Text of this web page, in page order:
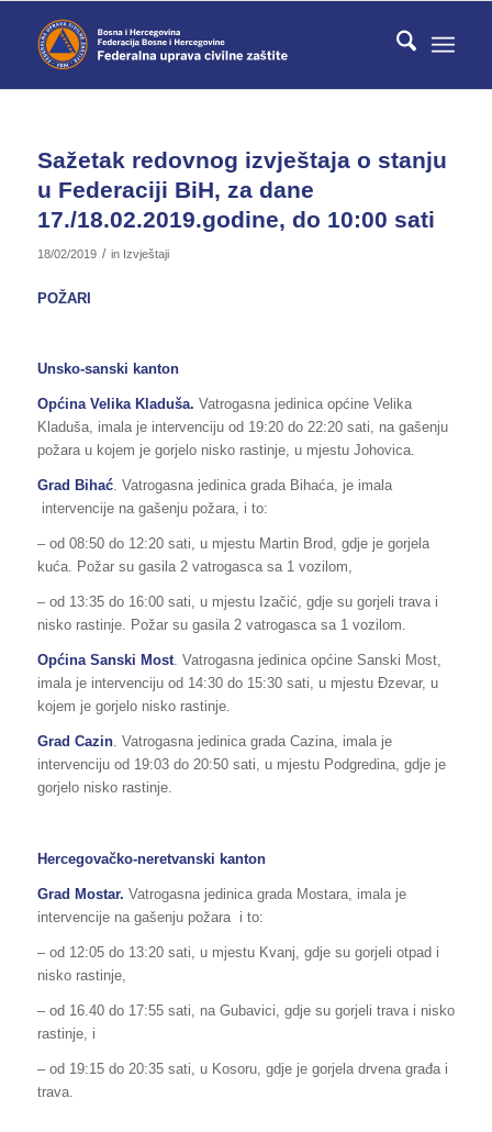
Sažetak redovnog izvještaja o stanju
u Federaciji BiH, za dane
17./18.02.2019.godine, do 10:00 sati
18/02/2019 / in Izvještaji
POŽARI
Unsko-sanski kanton
Općina Velika Kladuša. Vatrogasna jedinica općine Velika
Kladuša, imala je intervenciju od 19:20 do 22:20 sati, na gašenju
požara u kojem je gorjelo nisko rastinje, u mjestu Johovica.
Grad Bihać. Vatrogasna jedinica grada Bihaća, je imala
intervencije na gašenju požara, i to:
– od 08:50 do 12:20 sati, u mjestu Martin Brod, gdje je gorjela
kuća. Požar su gasila 2 vatrogasca sa 1 vozilom,
– od 13:35 do 16:00 sati, u mjestu Izačić, gdje su gorjeli trava i
nisko rastinje. Požar su gasila 2 vatrogasca sa 1 vozilom.
Općina Sanski Most. Vatrogasna jedinica općine Sanski Most,
imala je intervenciju od 14:30 do 15:30 sati, u mjestu Đzevar, u
kojem je gorjelo nisko rastinje.
Grad Cazin. Vatrogasna jedinica grada Cazina, imala je
intervenciju od 19:03 do 20:50 sati, u mjestu Podgredina, gdje je
gorjelo nisko rastinje.
Hercegovačko-neretvanski kanton
Grad Mostar. Vatrogasna jedinica grada Mostara, imala je
intervencije na gašenju požara i to:
– od 12:05 do 13:20 sati, u mjestu Kvanj, gdje su gorjeli otpad i
nisko rastinje,
– od 16.40 do 17:55 sati, na Gubavici, gdje su gorjeli trava i nisko
rastinje, i
– od 19:15 do 20:35 sati, u Kosoru, gdje je gorjela drvena građa i
trava.